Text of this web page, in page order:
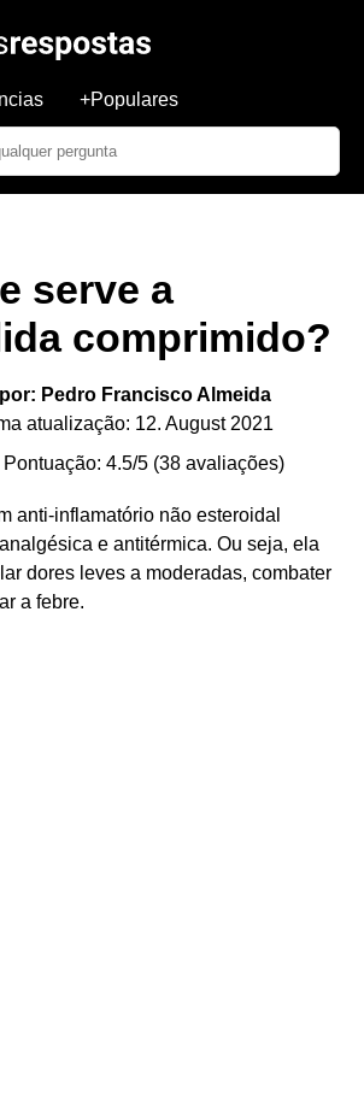
+Populares
serve a
comprimido?
Pedro Francisco Almeida
atualização: 12. August 2021
Pontuação: 4.5/5 (38 avaliações)
anti-inflamatório não esteroidal
e antitérmica. Ou seja, ela
dores leves a moderadas, combater
a febre.